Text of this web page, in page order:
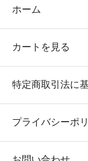
ホーム
カートを見る
特定商取引法に
プライバシーポ